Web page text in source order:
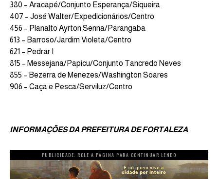
380 – Aracapé/Conjunto Esperança/Siqueira
407 – José Walter/Expedicionários/Centro
456 – Planalto Ayrton Senna/Parangaba
613 – Barroso/Jardim Violeta/Centro
621 – Pedrar I
815 – Messejana/Papicu/Conjunto Tancredo Neves
855 – Bezerra de Menezes/Washington Soares
906 – Caça e Pesca/Serviluz/Centro
INFORMAÇÕES DA PREFEITURA DE FORTALEZA
PUBLICIDADE. ROLE A PÁGINA PARA CONTINUAR LENDO